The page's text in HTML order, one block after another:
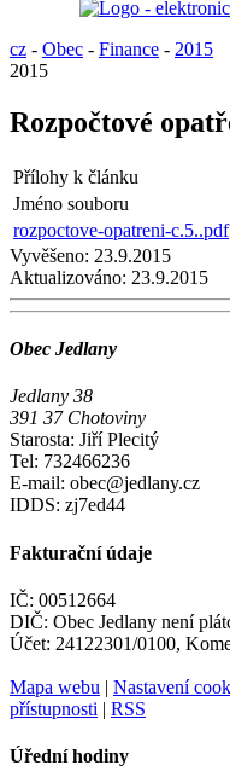
cz - Obec - Finance - 2015
2015
Rozpočtové
Přílohy k článku
Jméno souboru
rozpoctove-opatreni-c.5..pdf
Vyvěšeno: 23.9.2015
Aktualizováno: 23.9.2015
Obec Jedlany
Jedlany 38
391 37 Chotoviny
Starosta: Jiří Plecitý
Tel: 732466236
E-mail: obec@jedlany.cz
IDDS: zj7ed44
Fakturační údaje
IČ: 00512664
DIČ: Obec Jedlany není
Účet: 24122301/0100,
Mapa webu | Nastavení
přístupnosti | RSS
Úřední hodiny